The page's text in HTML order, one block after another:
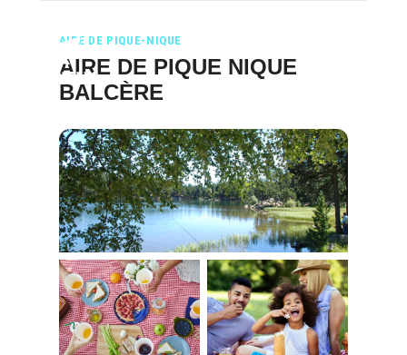
AIRE DE PIQUE-NIQUE
AIRE DE PIQUE NIQUE
BALCÈRE